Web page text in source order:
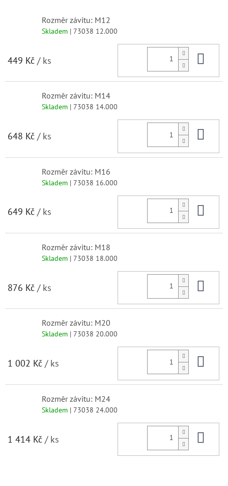
Rozměr závitu: M12
Skladem | 73038 12.000
449 Kč / ks
Rozměr závitu: M14
Skladem | 73038 14.000
648 Kč / ks
Rozměr závitu: M16
Skladem | 73038 16.000
649 Kč / ks
Rozměr závitu: M18
Skladem | 73038 18.000
876 Kč / ks
Rozměr závitu: M20
Skladem | 73038 20.000
1 002 Kč / ks
Rozměr závitu: M24
Skladem | 73038 24.000
1 414 Kč / ks